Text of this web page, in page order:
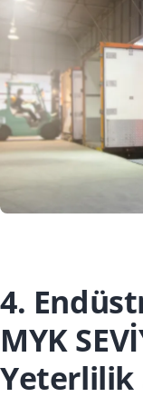
4.
MYK
Yeterlilik